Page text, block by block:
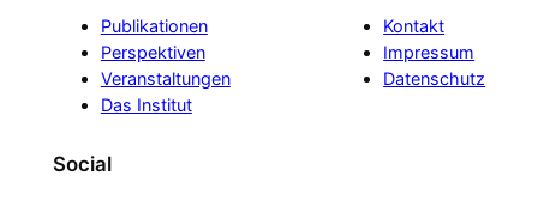
Publikationen
Perspektiven
Veranstaltungen
Das Institut
Kontakt
Impressum
Datenschutz
Social